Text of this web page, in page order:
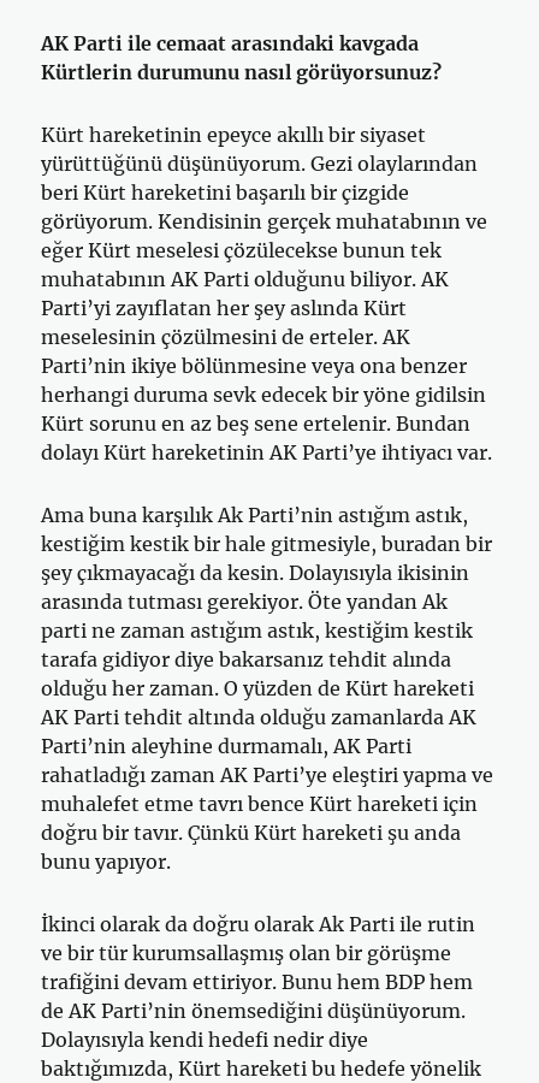
AK Parti ile cemaat arasındaki kavgada
Kürtlerin durumunu nasıl görüyorsunuz?
Kürt hareketinin epeyce akıllı bir siyaset
yürüttüğünü düşünüyorum. Gezi olaylarından
beri Kürt hareketini başarılı bir çizgide
görüyorum. Kendisinin gerçek muhatabının ve
eğer Kürt meselesi çözülecekse bunun tek
muhatabının AK Parti olduğunu biliyor. AK
Parti’yi zayıflatan her şey aslında Kürt
meselesinin çözülmesini de erteler. AK
Parti’nin ikiye bölünmesine veya ona benzer
herhangi duruma sevk edecek bir yöne gidilsin
Kürt sorunu en az beş sene ertelenir. Bundan
dolayı Kürt hareketinin AK Parti’ye ihtiyacı var.
Ama buna karşılık Ak Parti’nin astığım astık,
kestiğim kestik bir hale gitmesiyle, buradan bir
şey çıkmayacağı da kesin. Dolayısıyla ikisinin
arasında tutması gerekiyor. Öte yandan Ak
parti ne zaman astığım astık, kestiğim kestik
tarafa gidiyor diye bakarsanız tehdit alında
olduğu her zaman. O yüzden de Kürt hareketi
AK Parti tehdit altında olduğu zamanlarda AK
Parti’nin aleyhine durmamalı, AK Parti
rahatladığı zaman AK Parti’ye eleştiri yapma ve
muhalefet etme tavrı bence Kürt hareketi için
doğru bir tavır. Çünkü Kürt hareketi şu anda
bunu yapıyor.
İkinci olarak da doğru olarak Ak Parti ile rutin
ve bir tür kurumsallaşmış olan bir görüşme
trafiğini devam ettiriyor. Bunu hem BDP hem
de AK Parti’nin önemsediğini düşünüyorum.
Dolayısıyla kendi hedefi nedir diye
baktığımızda, Kürt hareketi bu hedefe yönelik